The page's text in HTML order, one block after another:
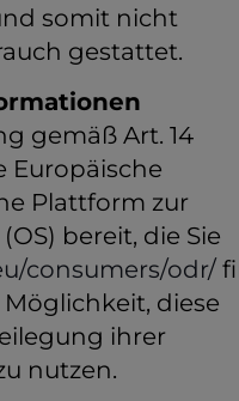
somit nicht
gestattet.
gemäß Art. 14
Europäische
Plattform zur
bereit, die Sie
consumers/odr/
diese
ihrer
nutzen.